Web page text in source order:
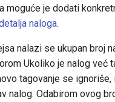
moguće je dodati
naloga.
nalazi se ukupan broj
Ukoliko je nalog već
tagovanje se ignoriše,
nalog. Odabirom ovog